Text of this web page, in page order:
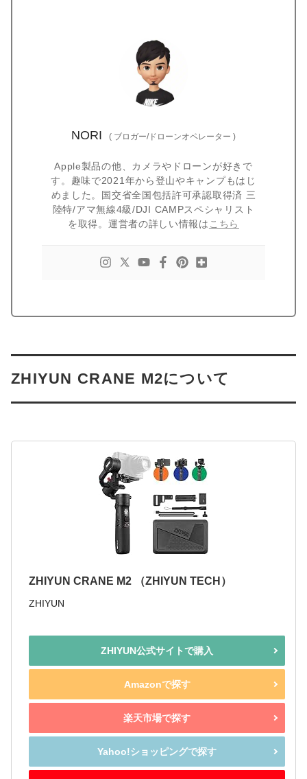
NORI ( ブロガー/ドローンオペレーター )
Apple製品の他、カメラやドローンが好きで
す。趣味で2021年から登山やキャンプもはじ
めました。国交省全国包括許可承認取得済 三
陸特/アマ無線4級/DJI CAMPスペシャリスト
を取得。運営者の詳しい情報は こちら
ZHIYUN CRANE M2について
ZHIYUN CRANE M2 （ZHIYUN TECH）
ZHIYUN
ZHIYUN公式サイトで購入
Amazonで探す
楽天市場で探す
Yahoo!ショッピングで探す